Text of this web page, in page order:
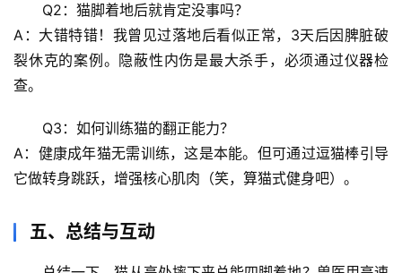
Q2：猫脚着地后就肯定没事吗？
A：大错特错！我曾见过落地后看似正常，3天后因脾脏破
裂休克的案例。 隐蔽性内伤是最大杀手，必须通过仪器检
查。
Q3：如何训练猫的翻正能力？
A：健康成年猫无需训练，这是本能。但可通过逗猫棒引导
它做转身跳跃，增强核心肌肉（笑，算猫式健身吧）。
五、总结与互动